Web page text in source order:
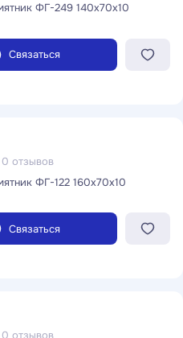
Гранитный памятник ФГ-249 140x70x10
Связаться
0 отзывов
Гранитный памятник ФГ-122 160x70x10
Связаться
0 отзывов